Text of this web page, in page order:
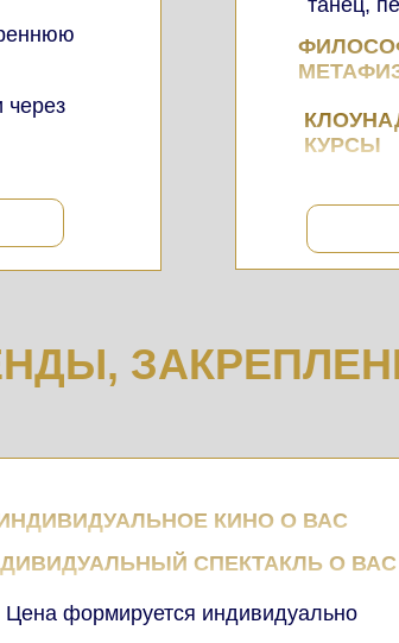
через
КИНО О ВАС
СПЕКТАКЛЬ О ВАС
Цена формируется индивидуально
КУРСЫ
танец,